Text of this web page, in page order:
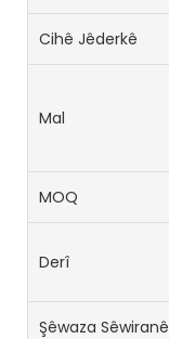
Cihê Jêderkê
Mal
MOQ
Derî
Şêwaza Sêwiranê